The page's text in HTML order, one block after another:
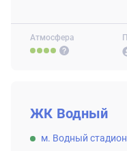
Атмосфера
ВТОРИЧНЫЙ РЫНОК
ЖК Водный
м. Водный стадион